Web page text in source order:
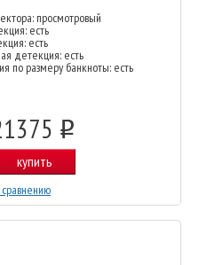
просмотровый
есть
есть
детекция: есть
по размеру банкноты: есть
o
купить